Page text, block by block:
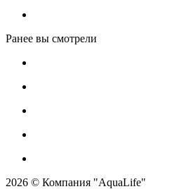
Ранее вы смотрели
2026 © Компания "AquaLife"